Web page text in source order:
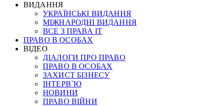
ВИДАННЯ
УКРАЇНСЬКІ ВИДАННЯ
МІЖНАРОДНІ ВИДАННЯ
ВСЕ З ПРАВА ІТ
ПРАВО В ОСОБАХ
ВІДЕО
ДІАЛОГИ ПРО ПРАВО
ПРАВО В ОСОБАХ
ЗАХИСТ БІЗНЕСУ
ІНТЕРВ`Ю
НОВИНИ
ПРАВО ВІЙНИ